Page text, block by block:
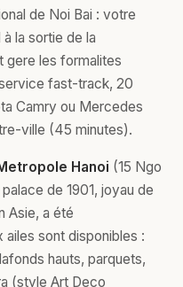
de Noi Bai : votre
la sortie de la
gere les formalites
fast-track, 20
Camry ou Mercedes
ville (45 minutes).
Hanoi (15 Ngo
de 1901, joyau de
Asie, a été
sont disponibles :
hauts, parquets,
(style Art Deco